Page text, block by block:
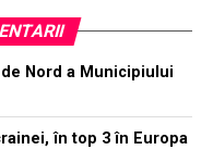
Nord a Municipiului
în top 3 în Europa